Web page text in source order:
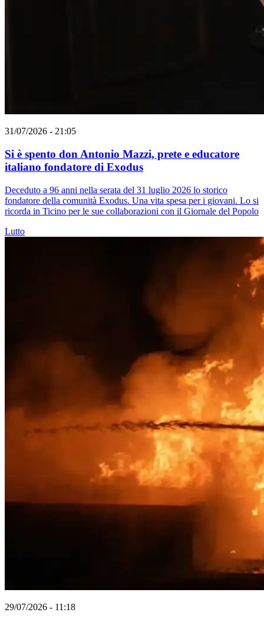
31/07/2026 - 21:05
Si è spento don Antonio Mazzi, prete e educatore
italiano fondatore di Exodus
Deceduto a 96 anni nella serata del 31 luglio 2026 lo storico
fondatore della comunità Exodus. Una vita spesa per i giovani. Lo si
ricorda in Ticino per le sue collaborazioni con il Giornale del Popolo
Lutto
29/07/2026 - 11:18